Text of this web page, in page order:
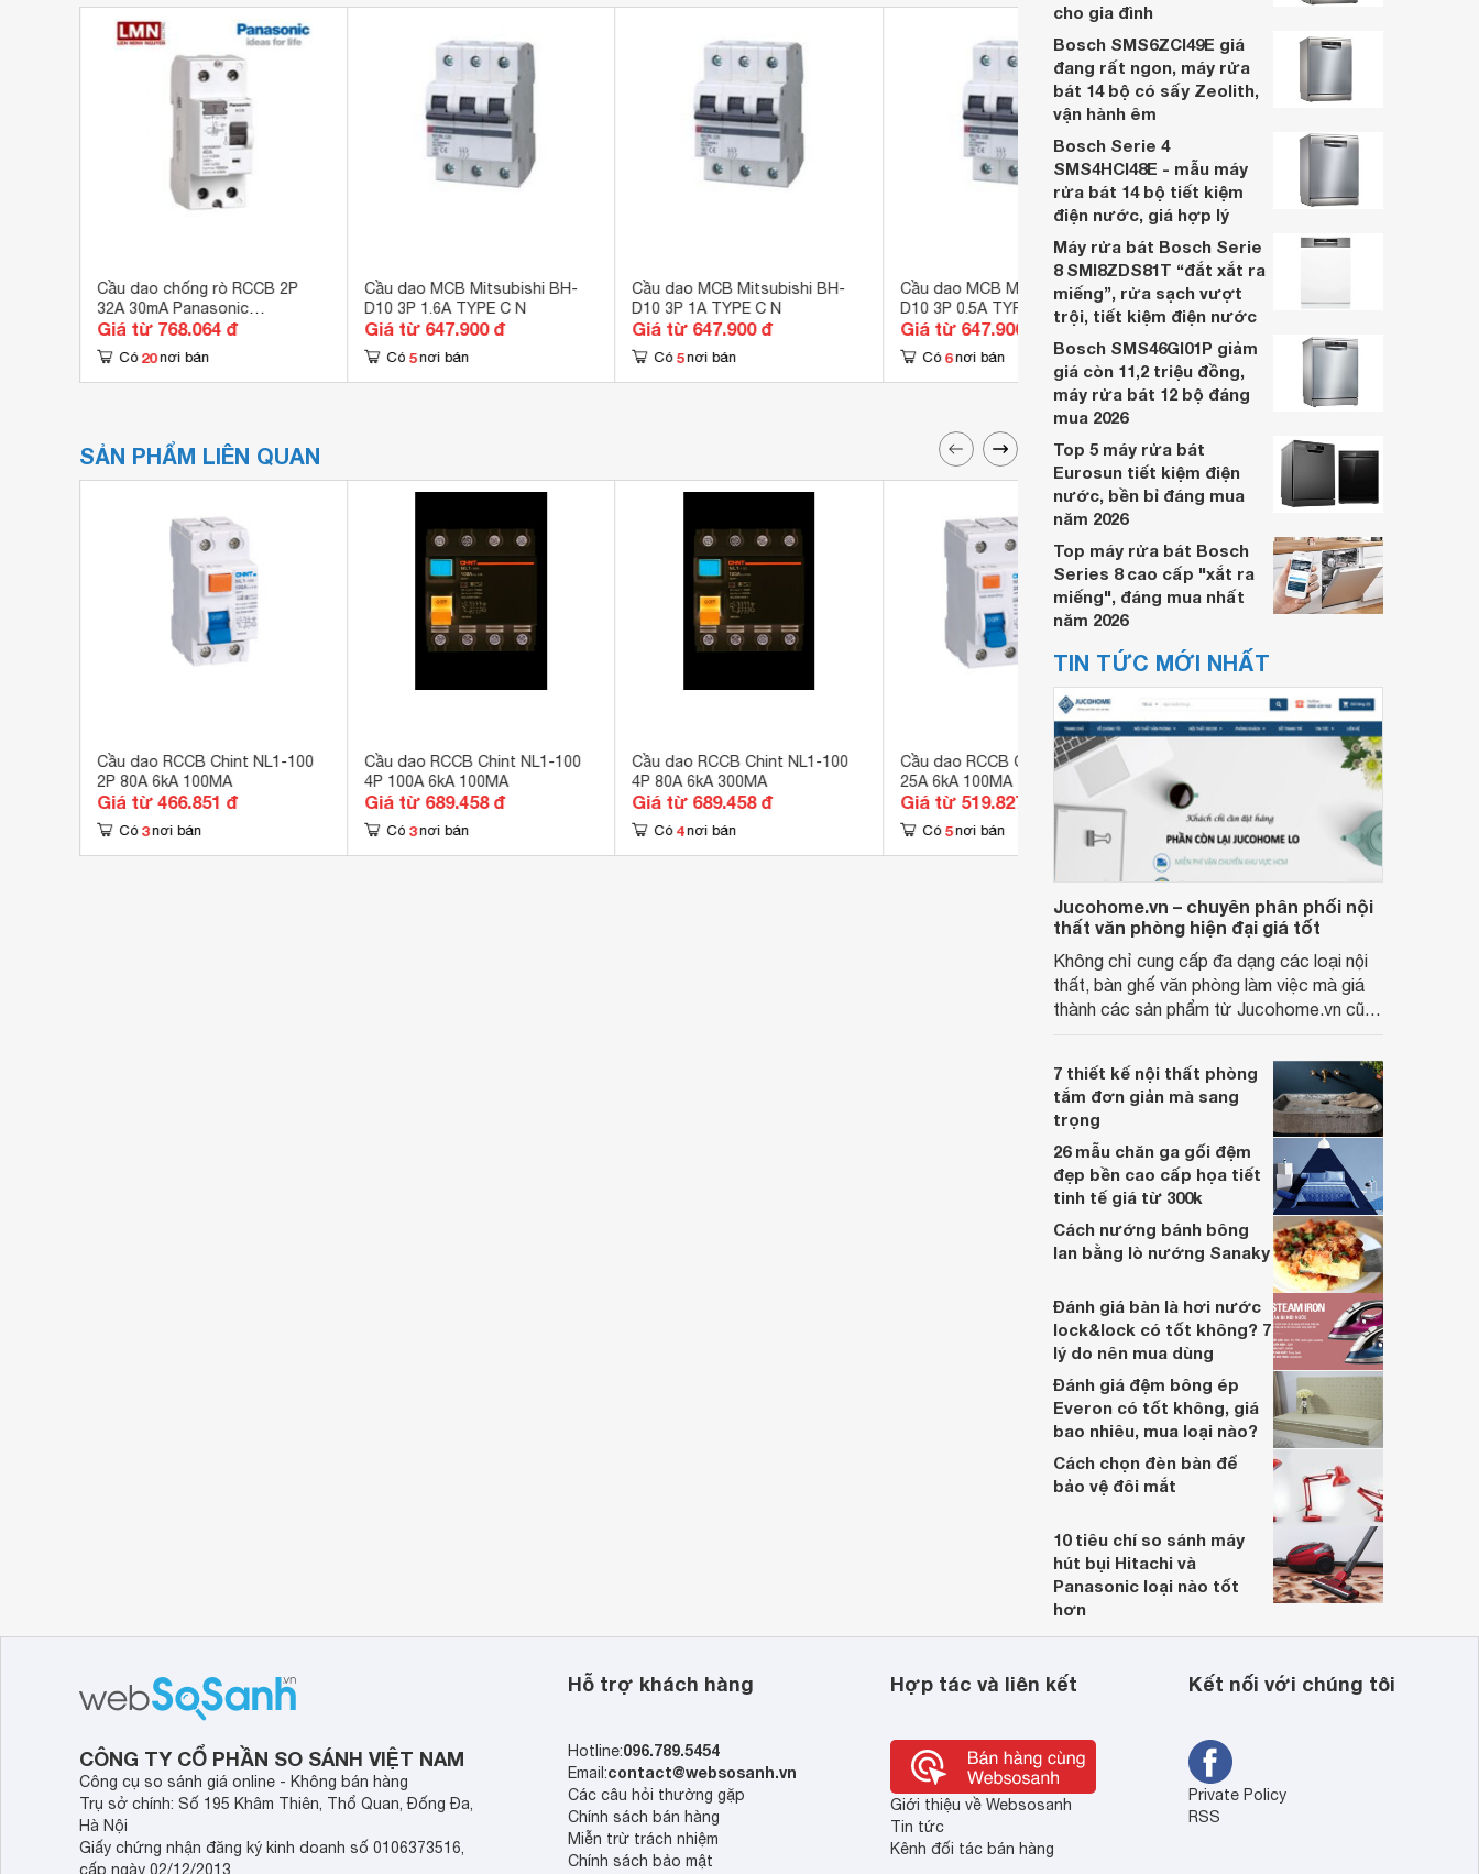
Cầu dao chống rò RCCB 2P
32A 30mA Panasonic
BBDR23230HV
Giá từ 768.064 đ
Có 20 nơi bán
Cầu dao MCB Mitsubishi BH-
D10 3P 1.6A TYPE C N
Giá từ 647.900 đ
Có 5 nơi bán
Cầu dao MCB Mitsubishi BH-
D10 3P 1A TYPE C N
Giá từ 647.900 đ
Có 5 nơi bán
Cầu dao MCB Mitsubishi BH-
D10 3P 0.5A TYPE C N
Giá từ 647.900 đ
Có 6 nơi bán
Cầu dao MCCB Chint NXM-
250S/3300-160, 35KA, 3P
Giá từ 752.400 đ
Có 7 nơi bán
SẢN PHẨM LIÊN QUAN
Cầu dao RCCB Chint NL1-100
2P 80A 6kA 100MA
Giá từ 466.851 đ
Có 3 nơi bán
Cầu dao RCCB Chint NL1-100
4P 100A 6kA 100MA
Giá từ 689.458 đ
Có 3 nơi bán
Cầu dao RCCB Chint NL1-100
4P 80A 6kA 300MA
Giá từ 689.458 đ
Có 4 nơi bán
Cầu dao RCCB Chint NL1-63 4P
25A 6kA 100MA
Giá từ 519.827 đ
Có 5 nơi bán
Cầu dao RCCB Chint NL1-63 4P
63A 6kA 100MA
Giá từ 592.053 đ
Có 5 nơi bán
cho gia đình
Bosch SMS6ZCI49E giá
đang rất ngon, máy rửa
bát 14 bộ có sấy Zeolith,
vận hành êm
Bosch Serie 4
SMS4HCI48E - mẫu máy
rửa bát 14 bộ tiết kiệm
điện nước, giá hợp lý
Máy rửa bát Bosch Serie
8 SMI8ZDS81T “đắt xắt ra
miếng”, rửa sạch vượt
trội, tiết kiệm điện nước
Bosch SMS46GI01P giảm
giá còn 11,2 triệu đồng,
máy rửa bát 12 bộ đáng
mua 2026
Top 5 máy rửa bát
Eurosun tiết kiệm điện
nước, bền bỉ đáng mua
năm 2026
Top máy rửa bát Bosch
Series 8 cao cấp "xắt ra
miếng", đáng mua nhất
năm 2026
TIN TỨC MỚI NHẤT
Jucohome.vn – chuyên phân phối nội
thất văn phòng hiện đại giá tốt
Không chỉ cung cấp đa dạng các loại nội
thất, bàn ghế văn phòng làm việc mà giá
thành các sản phẩm từ Jucohome.vn cũng
7 thiết kế nội thất phòng
tắm đơn giản mà sang
trọng
26 mẫu chăn ga gối đệm
đẹp bền cao cấp họa tiết
tinh tế giá từ 300k
Cách nướng bánh bông
lan bằng lò nướng Sanaky
Đánh giá bàn là hơi nước
lock&lock có tốt không? 7
lý do nên mua dùng
Đánh giá đệm bông ép
Everon có tốt không, giá
bao nhiêu, mua loại nào?
Cách chọn đèn bàn để
bảo vệ đôi mắt
10 tiêu chí so sánh máy
hút bụi Hitachi và
Panasonic loại nào tốt
hơn
CÔNG TY CỔ PHẦN SO SÁNH VIỆT NAM
Công cụ so sánh giá online - Không bán hàng
Trụ sở chính: Số 195 Khâm Thiên, Thổ Quan, Đống Đa,
Hà Nội
Giấy chứng nhận đăng ký kinh doanh số 0106373516,
cấp ngày 02/12/2013
Hỗ trợ khách hàng
Hotline:096.789.5454
Email:contact@websosanh.vn
Các câu hỏi thường gặp
Chính sách bán hàng
Miễn trừ trách nhiệm
Chính sách bảo mật
Hợp tác và liên kết
Giới thiệu về Websosanh
Tin tức
Kênh đối tác bán hàng
Kết nối với chúng tôi
Private Policy
RSS